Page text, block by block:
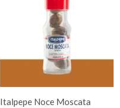
Italpepe Noce Moscata